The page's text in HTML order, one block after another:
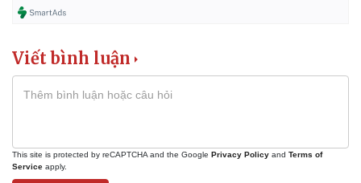
Viết bình luận
This site is protected by reCAPTCHA and the Google Privacy Policy and Terms of
Service apply.